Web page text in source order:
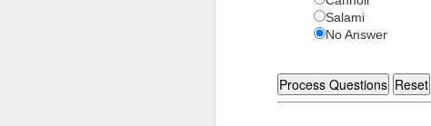
Salami
No Answer* 6
* 15
* 22